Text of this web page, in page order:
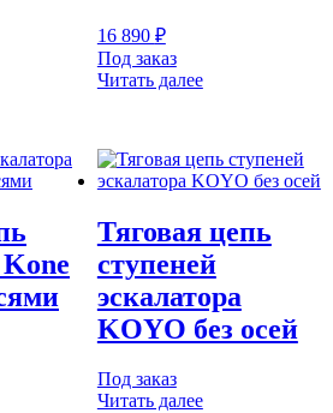
16 890 ₽
Под заказ
Читать далее
Kone
Тяговая цепь
ступеней
эскалатора
KOYO без осей
Под заказ
Читать далее